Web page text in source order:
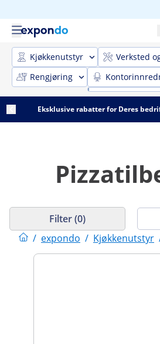
Kjøkkenutstyr Verksted
Rengjøring
Eksklusive rabatter for Deres
/ expondo / Kjøkkenutstyr
Filter (0)